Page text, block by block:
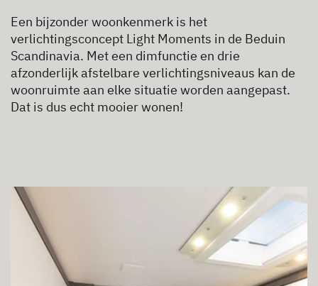
Een bijzonder woonkenmerk is het
verlichtingsconcept Light Moments in de Beduin
Scandinavia. Met een dimfunctie en drie
afzonderlijk afstelbare verlichtingsniveaus kan de
woonruimte aan elke situatie worden aangepast.
Dat is dus echt mooier wonen!